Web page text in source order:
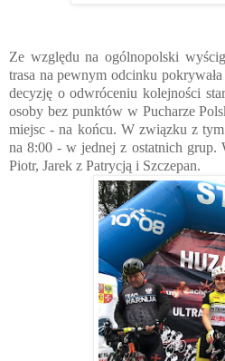
Ze względu na ogólnopolski
trasa na pewnym odcinku
decyzję o odwróceniu kolejności
osoby bez punktów w Pucharze
miejsc - na końcu. W związku z
na 8:00 - w jednej z ostatnich grup.
Piotr, Jarek z Patrycją i Szczepan.